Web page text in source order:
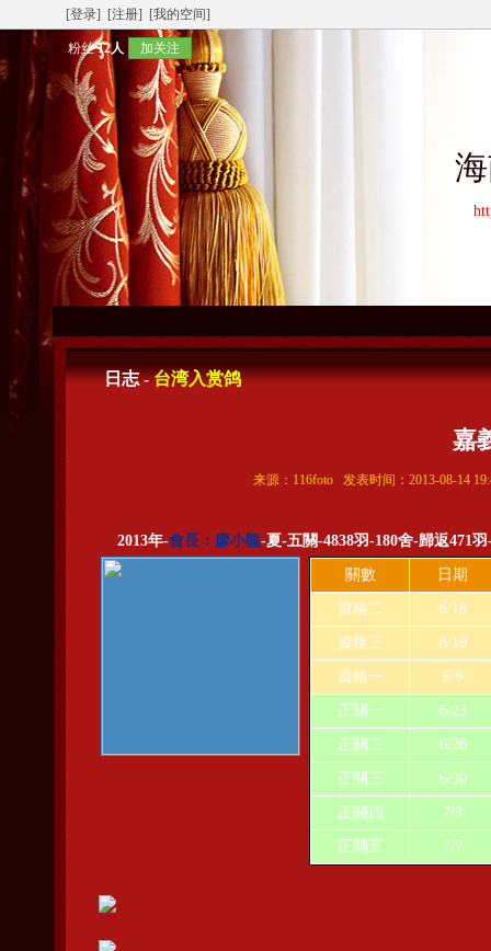
[登录] [注册] [我的空间]
粉丝12人 加关注
日志 -台湾入赏鸽
嘉
来源：116foto 发表时间：2013-08-14
2013年-會長：廖小龍-夏-五關-4838羽-180舍-歸返471羽
關數 日期
資格二 6/16
資格三 6/19
資格一 6/9
正關一 6/23
正關二 6/26
正關三 6/30
正關四 7/3
正關五 7/7